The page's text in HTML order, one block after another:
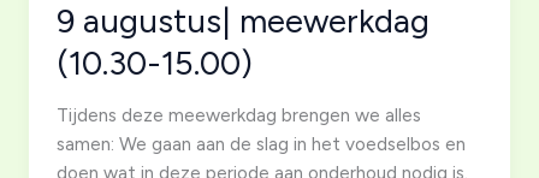
9 augustus| meewerkdag
(10.30-15.00)
Tijdens deze meewerkdag brengen we alles
samen: We gaan aan de slag in het voedselbos en
doen wat in deze periode aan onderhoud nodig is.